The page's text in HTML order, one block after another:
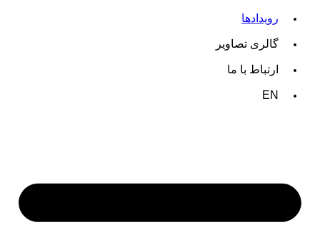
رویدادها
گالری تصاویر
ارتباط با ما
EN